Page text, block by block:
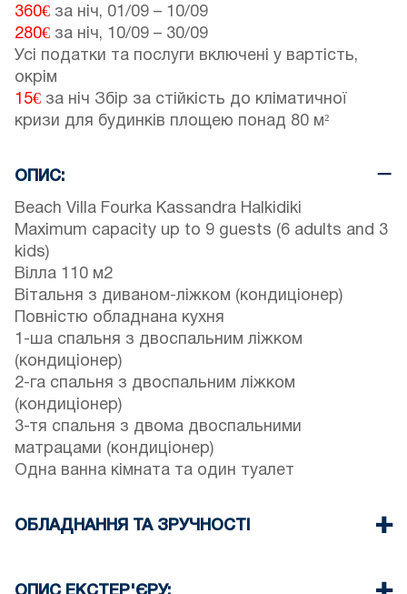
360€ за ніч, 01/09 – 10/09
280€ за ніч, 10/09 – 30/09
Усі податки та послуги включені у вартість,
окрім
15€ за ніч Збір за стійкість до кліматичної
кризи для будинків площею понад 80 м²
ОПИС:
Beach Villa Fourka Kassandra Halkidiki
Maximum capacity up to 9 guests (6 adults and 3
kids)
Вілла 110 м2
Вітальня з диваном-ліжком (кондиціонер)
Повністю обладнана кухня
1-ша спальня з двоспальним ліжком
(кондиціонер)
2-га спальня з двоспальним ліжком
(кондиціонер)
3-тя спальня з двома двоспальними
матрацами (кондиціонер)
Одна ванна кімната та один туалет
ОБЛАДНАННЯ ТА ЗРУЧНОСТІ
Чотири кондиціонери